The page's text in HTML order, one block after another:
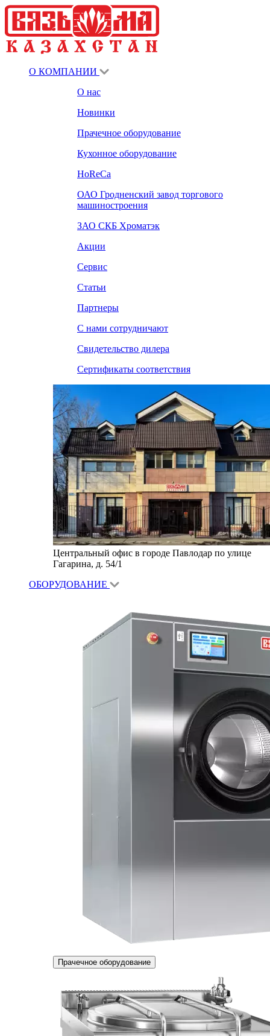
О КОМПАНИИ
О нас
Новинки
Прачечное оборудование
Кухонное оборудование
HoReCa
ОАО Гродненский завод торгового
машиностроения
ЗАО СКБ Хроматэк
Акции
Сервис
Статьи
Партнеры
С нами сотрудничают
Свидетельство дилера
Сертификаты соответствия
Центральный офис в городе Павлодар по улице
Гагарина, д. 54/1
ОБОРУДОВАНИЕ
Прачечное оборудование